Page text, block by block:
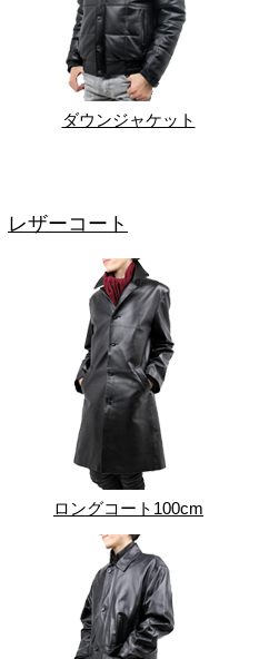
ダウンジャケット
レザーコート
ロングコート100cm